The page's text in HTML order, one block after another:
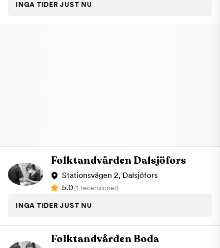
INGA TIDER JUST NU
Folktandvården Dalsjöfors
Stationsvägen 2, Dalsjöfors
5.0(1 recensioner)
INGA TIDER JUST NU
Folktandvården Boda